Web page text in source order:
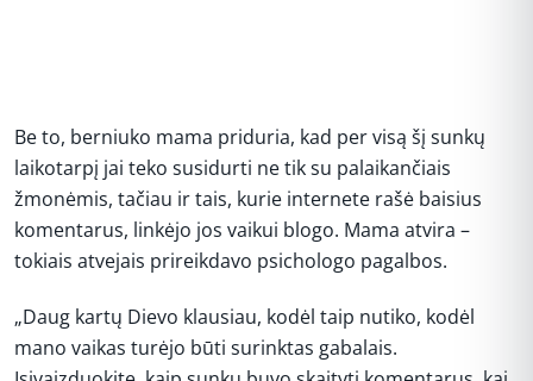
Be to, berniuko mama priduria, kad per visą šį sunkų
laikotarpį jai teko susidurti ne tik su palaikančiais
žmonėmis, tačiau ir tais, kurie internete rašė baisius
komentarus, linkėjo jos vaikui blogo. Mama atvira –
tokiais atvejais prireikdavo psichologo pagalbos.
„Daug kartų Dievo klausiau, kodėl taip nutiko, kodėl
mano vaikas turėjo būti surinktas gabalais.